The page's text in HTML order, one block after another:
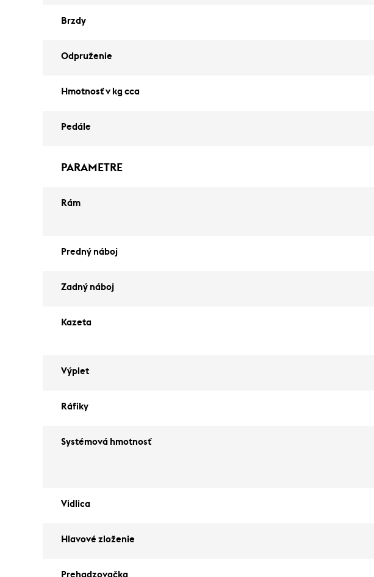
Brzdy
Odpruženie
Hmotnosť v kg cca
Pedále
PARAMETRE
Rám
Predný náboj
Zadný náboj
Kazeta
Výplet
Ráfiky
Systémová hmotnosť
Vidlica
Hlavové zloženie
Prehadzovačka